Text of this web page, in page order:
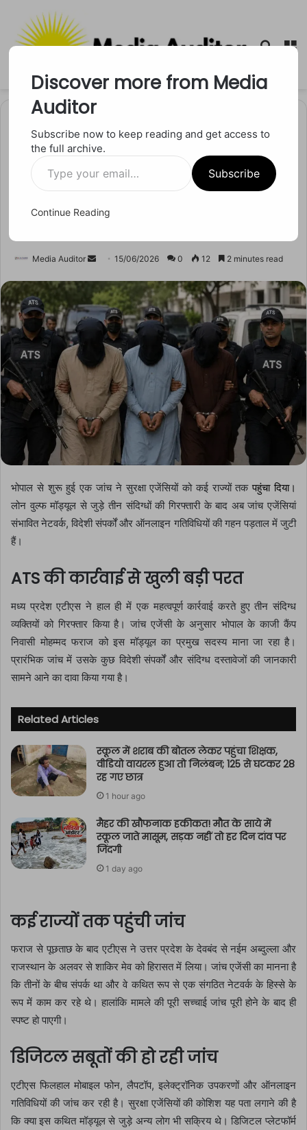
Search
मध्य प्रदेश
लोन वुल्फ मॉड्यूल पर ATS का
Media Auditor
Send
email
15/06/2026 0 12 2 minutes read
भोपाल से शुरू हुई एक जांच ने सुरक्षा एजेंसियों को कई राज्यों तकपहुंचा दिया।
लोन वुल्फ मॉड्यूल से जुड़े तीन संदिग्धों की गिरफ्तारी के बाद अब जांच एजेंसियां
संभावित नेटवर्क, विदेशी संपर्कों और ऑनलाइन गतिविधियों की गहन पड़ताल में जुटी
हैं।
ATS की कार्रवाई से खुली बड़ी परत
मध्य प्रदेश एटीएस ने हाल ही में एक महत्वपूर्ण कार्रवाई करते हुए तीन संदिग्ध
व्यक्तियों को गिरफ्तार किया है। जांच एजेंसी के अनुसार भोपाल के काजी कैंप
निवासी मोहम्मद फराज को इस मॉड्यूल का प्रमुख सदस्य माना जा रहा है।
प्रारंभिक जांच में उसके कुछ विदेशी संपर्कों और संदिग्ध दस्तावेजों की जानकारी
सामने आने का दावा किया गया है।
Related Articles
स्कूल में शराब की बोतल लेकर पहुंचा शिक्षक,
वीडियो वायरल हुआ तो निलंबन; 125 से घटकर 28
रह गए छात्र
1 hour ago
मैहर की खौफनाक हकीकत! मौत के साये में
स्कूल जाते मासूम, सड़क नहीं तो हर दिन दांव पर
जिंदगी
1 day ago
कई राज्यों तक पहुंची जांच
फराज से पूछताछ के बाद एटीएस ने उत्तर प्रदेश के देवबंद से नईम अब्दुल्ला और
राजस्थान के अलवर से शाकिर मेव को हिरासत में लिया। जांच एजेंसी का मानना है
कि तीनों के बीच संपर्क था और वे कथित रूप से एक संगठित नेटवर्क के हिस्से के
रूप में काम कर रहे थे। हालांकि मामले की पूरी सच्चाई जांच पूरी होने के बाद ही
स्पष्ट हो पाएगी।
डिजिटल सबूतों की हो रही जांच
एटीएस फिलहाल मोबाइल फोन, लैपटॉप, इलेक्ट्रॉनिक उपकरणों और ऑनलाइन
गतिविधियों की जांच कर रही है। सुरक्षा एजेंसियों की कोशिश यह पता लगाने की है
कि क्या इस कथित मॉड्यूल से जुड़े अन्य लोग भी सक्रिय थे। डिजिटल प्लेटफॉर्म
Discover more from Media
Auditor
Subscribe now to keep reading and get access to
the full archive.
Type
your
email…
Subscribe
Continue Reading